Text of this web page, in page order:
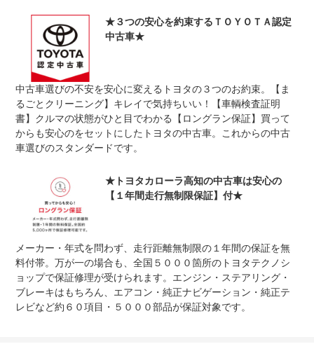
保証修理
受付先
-
法定整備
整備付 法定12ヶ月または法定24ヶ月点検整備付
※車検なし・車検整備付の場合は法定24ヶ月点検整備付
※商用車は6ヶ月または12ヶ月点検整備付
法定整備
について
-
★３つの安心を約束するＴＯＹＯＴＡ認定
中古車★
中古車選びの不安を安心に変えるトヨタの３つのお約束。【ま
るごとクリーニング】キレイで気持ちいい！【車輌検査証明
書】クルマの状態がひと目でわかる【ロングラン保証】買って
からも安心のをセットにしたトヨタの中古車。これからの中古
車選びのスタンダードです。
★トヨタカローラ高知の中古車は安心の
【１年間走行無制限保証】付★
メーカー・年式を問わず、走行距離無制限の１年間の保証を無
料付帯。万が一の場合も、全国５０００箇所のトヨタテクノシ
ョップで保証修理が受けられます。エンジン・ステアリング・
ブレーキはもちろん、エアコン・純正ナビゲーション・純正テ
レビなど約６０項目・５０００部品が保証対象です。